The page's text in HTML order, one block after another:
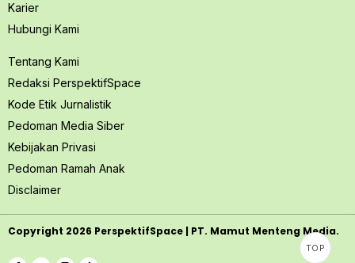
Karier
Hubungi Kami
Tentang Kami
Redaksi PerspektifSpace
Kode Etik Jurnalistik
Pedoman Media Siber
Kebijakan Privasi
Pedoman Ramah Anak
Disclaimer
Copyright 2026 PerspektifSpace | PT. Mamut Menteng Media.
TOP